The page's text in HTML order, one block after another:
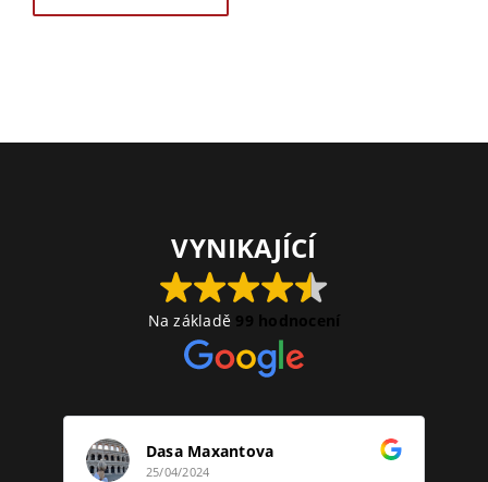
VYNIKAJÍCÍ
Na základě 99 hodnocení
Dasa Maxantova
25/04/2024